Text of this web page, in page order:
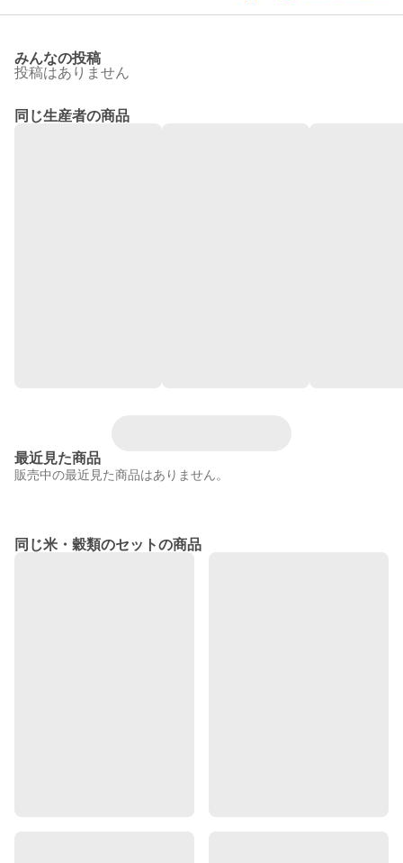
みんなの投稿
投稿はありません
同じ生産者の商品
最近見た商品
販売中の最近見た商品はありません。
同じ米・穀類のセットの商品